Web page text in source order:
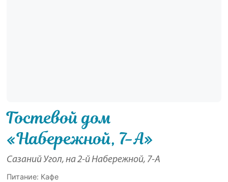
Гостевой дом
«Набережной, 7-А»
Сазаний Угол, на 2-й Набережной, 7-А
Питание: Кафе